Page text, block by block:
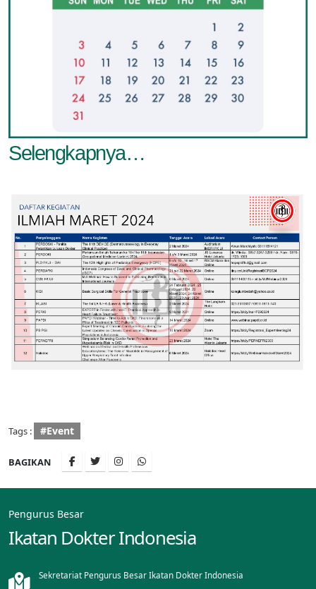
Selengkapnya…
Tags : #Event
BAGIKAN
Pengurus Besar
Ikatan Dokter Indonesia
Sekretariat Pengurus Besar Ikatan Dokter Indonesia